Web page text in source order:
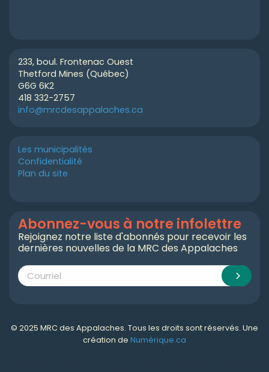
233, boul. Frontenac Ouest
Thetford Mines (Québec)
G6G 6K2
418 332-2757
info@mrcdesappalaches.ca
Les municipalités
Confidentialité
Plan du site
Abonnez-vous à notre infolettre
Rejoignez notre liste d'abonnés pour recevoir les
dernières nouvelles de la MRC des Appalaches
© 2025 MRC des Appalaches. Tous les droits sont réservés. Une
création de Numérique.ca